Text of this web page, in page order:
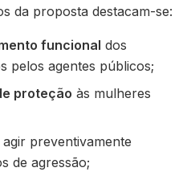
da proposta destacam-se:
funcional dos
pelos agentes públicos;
proteção às mulheres
agir preventivamente
de agressão;